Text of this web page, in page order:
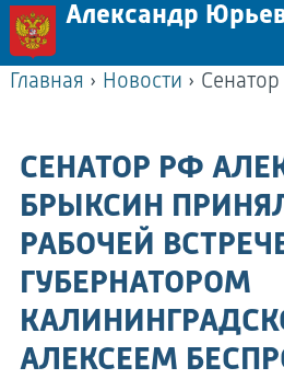
Александр
Главная › Новости ›
СЕНАТОР РФ
БРЫКСИН
РАБОЧЕЙ
ГУБЕРНАТОРОМ
АЛЕКСЕЕМ